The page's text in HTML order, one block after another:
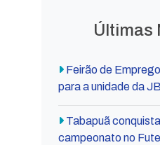
Últimas
Feirão de
para a unidade da
Tabapuã
campeonato no